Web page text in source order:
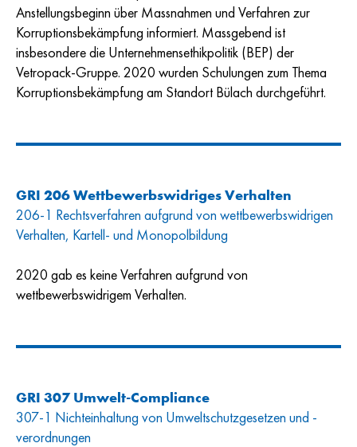
Anstellungsbeginn über Massnahmen und Verfahren zur
Korruptionsbekämpfung informiert. Massgebend ist
insbesondere die Unternehmensethikpolitik (BEP) der
Vetropack-Gruppe. 2020 wurden Schulungen zum Thema
Korruptionsbekämpfung am Standort Bülach durchgeführt.
GRI 206 Wettbewerbswidriges Verhalten
206-1 Rechtsverfahren aufgrund von wettbewerbswidrigen
Verhalten, Kartell- und Monopolbildung
2020 gab es keine Verfahren aufgrund von
wettbewerbswidrigem Verhalten.
GRI 307 Umwelt-Compliance
307-1 Nichteinhaltung von Umweltschutzgesetzen und -
verordnungen